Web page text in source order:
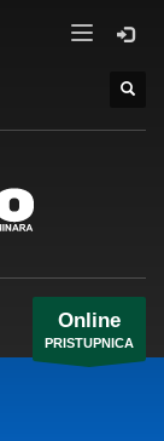
Online
PRISTUPNICA